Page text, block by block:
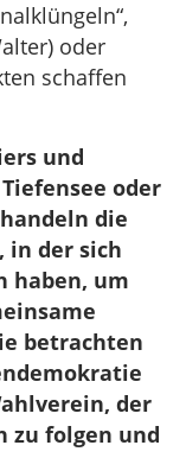
oder
schaffen
und
oder
die
in der sich
haben, um
betrachten
der
zu folgen und